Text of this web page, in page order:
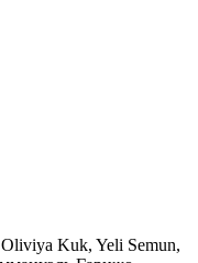
Kuk, Yeli Semun,